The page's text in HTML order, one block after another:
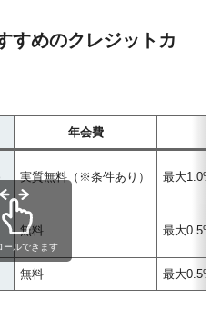
すめのクレジットカ
年会費
実質無料（※条件あり） 最大1.0%
無料 最大0.5%
無料 最大0.5%
ールできます